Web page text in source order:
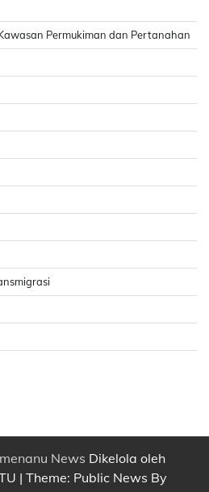
Permukiman dan Pertanahan
News Dikelola oleh
| Theme: Public News By